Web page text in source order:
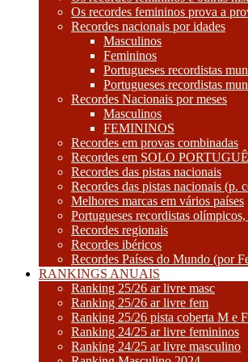
Os recordes femininos prova a
Recordes nacionais por idades
Masculinos
Femininos
Portugueses recordistas
Portugueses recordistas
Recordes Nacionais por meses
Masculinos
FEMININOS
Recordes em provas combinadas
Recordes em SOLO
Recordes das pistas nacionais
Recordes das pistas nacionais (p.
Melhores marcas em vários países
Portugueses recordistas
Recordes regionais
Recordes ibéricos
Recordes Países do Mundo (por
RANKINGS ANUAIS
Ranking 25/26 ar livre masc
Ranking 25/26 ar livre fem
Ranking 25/26 pista coberta M e F
Ranking 24/25 ar livre femininos
Ranking 24/25 ar livre masculino